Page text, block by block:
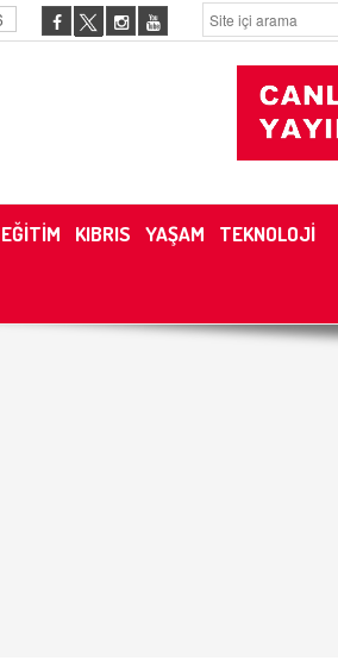
EĞİTİM KIBRIS YAŞAM TEKNOLOJİ